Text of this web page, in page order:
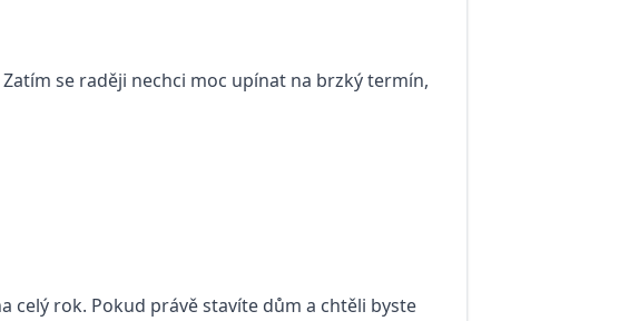
se raději nechci moc upínat na brzký termín,
celý rok. Pokud právě stavíte dům a chtěli byste